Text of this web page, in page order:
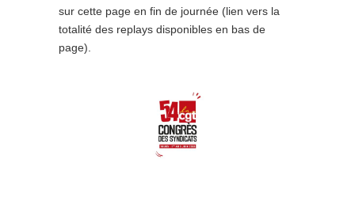
sur cette page en fin de journée (lien vers la
totalité des replays disponibles en bas de
page).